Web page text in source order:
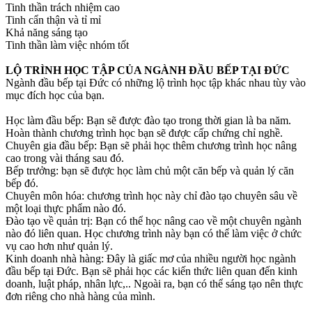
Tinh thần trách nhiệm cao
Tinh cẩn thận và tỉ mỉ
Khả năng sáng tạo
Tinh thần làm việc nhóm tốt
LỘ TRÌNH HỌC TẬP CỦA NGÀNH ĐẦU BẾP TẠI ĐỨC
Ngành đầu bếp tại Đức có những lộ trình học tập khác nhau tùy vào
mục đích học của bạn.
Học làm đầu bếp: Bạn sẽ được đào tạo trong thời gian là ba năm.
Hoàn thành chương trình học bạn sẽ được cấp chứng chỉ nghề.
Chuyên gia đầu bếp: Bạn sẽ phải học thêm chương trình học nâng
cao trong vài tháng sau đó.
Bếp trưởng: bạn sẽ được học làm chủ một căn bếp và quản lý căn
bếp đó.
Chuyên môn hóa: chương trình học này chỉ đào tạo chuyên sâu về
một loại thực phẩm nào đó.
Đào tạo về quản trị: Bạn có thể học nâng cao về một chuyên ngành
nào đó liên quan. Học chương trình này bạn có thể làm việc ở chức
vụ cao hơn như quản lý.
Kinh doanh nhà hàng: Đây là giấc mơ của nhiều người học ngành
đầu bếp tại Đức. Bạn sẽ phải học các kiến thức liên quan đến kinh
doanh, luật pháp, nhân lực,.. Ngoài ra, bạn có thể sáng tạo nên thực
đơn riêng cho nhà hàng của mình.